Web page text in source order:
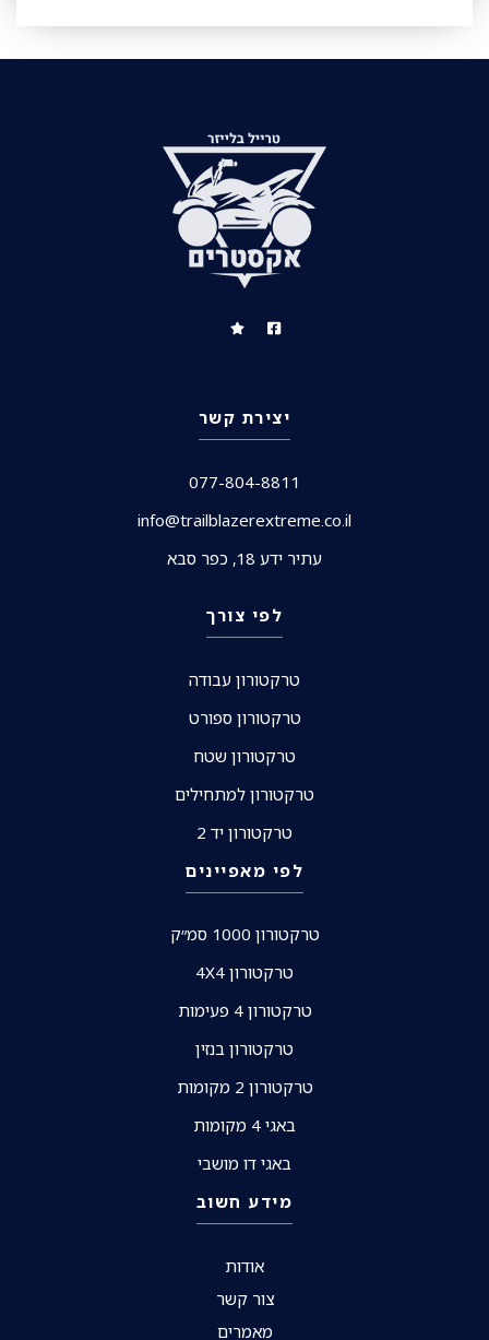
יצירת קשר
077-804-8811
info@trailblazerextreme.co.il
עתיר ידע 18, כפר סבא
לפי צורך
טרקטורון עבודה
טרקטורון ספורט
טרקטורון שטח
טרקטורון למתחילים
טרקטורון יד 2
לפי מאפיינים
טרקטורון 1000 סמ״ק
טרקטורון 4X4
טרקטורון 4 פעימות
טרקטורון בנזין
טרקטורון 2 מקומות
באגי 4 מקומות
באגי דו מושבי
מידע חשוב
אודות
צור קשר
מאמרים